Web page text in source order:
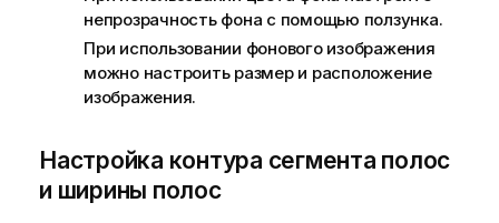
непрозрачность фона с помощью ползунка.
При использовании фонового изображения
можно настроить размер и расположение
изображения.
Настройка контура сегмента полос
и ширины полос